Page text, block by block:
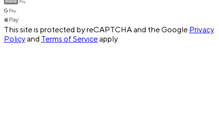
This site is protected by reCAPTCHA and the Google Privacy
Policyand Terms of Serviceapply.